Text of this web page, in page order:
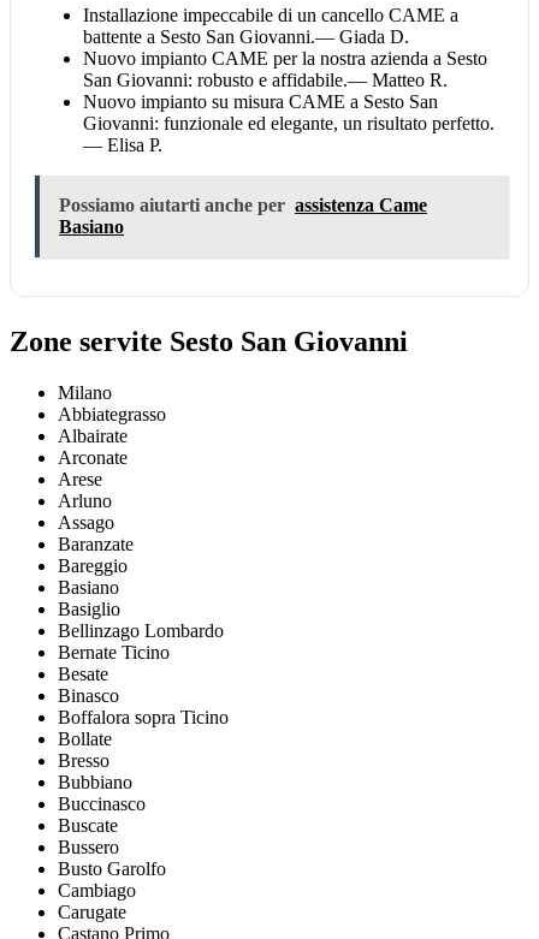
Installazione impeccabile di un cancello CAME a
battente a Sesto San Giovanni.— Giada D.
Nuovo impianto CAME per la nostra azienda a Sesto
San Giovanni: robusto e affidabile.— Matteo R.
Nuovo impianto su misura CAME a Sesto San
Giovanni: funzionale ed elegante, un risultato perfetto.
— Elisa P.
Possiamo aiutarti anche per assistenza Came
Basiano
Zone servite Sesto San Giovanni
Milano
Abbiategrasso
Albairate
Arconate
Arese
Arluno
Assago
Baranzate
Bareggio
Basiano
Basiglio
Bellinzago Lombardo
Bernate Ticino
Besate
Binasco
Boffalora sopra Ticino
Bollate
Bresso
Bubbiano
Buccinasco
Buscate
Bussero
Busto Garolfo
Cambiago
Carugate
Castano Primo